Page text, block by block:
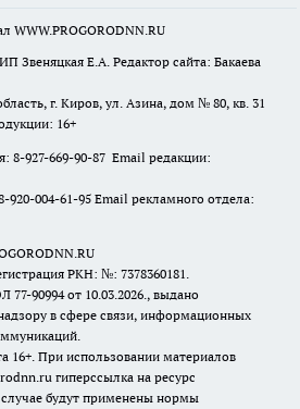
WWW.PROGORODNN.RU
Звеняцкая Е.А. Редактор сайта: Бакаева
г. Киров, ул. Азина, дом № 80, кв. 31
16+
8-927-669-90-87 Email редакции:
004-61-95 Email рекламного отдела:
РКН: №: 7378360181.
90994 от 10.03.2026., выдано
в сфере связи, информационных
16+. При использовании материалов
гиперссылка на ресурс
будут применены нормы